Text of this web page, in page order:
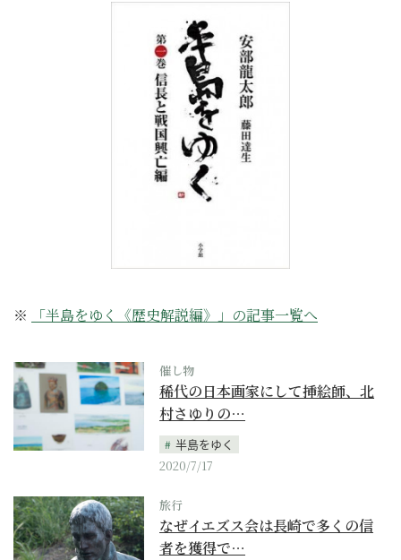
※ 「半島をゆく《歴史解説編》」の記事一覧へ
催し物
稀代の日本画家にして挿絵師、北
村さゆりの…
半島をゆく
2020/7/17
旅行
なぜイエズス会は長崎で多くの信
者を獲得で…